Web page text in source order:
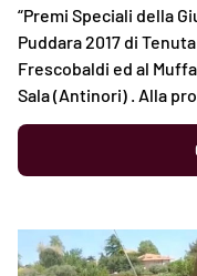
“Premi Speciali della
Puddara 2017 di
Frescobaldi ed al
Sala (Antinori) . Alla